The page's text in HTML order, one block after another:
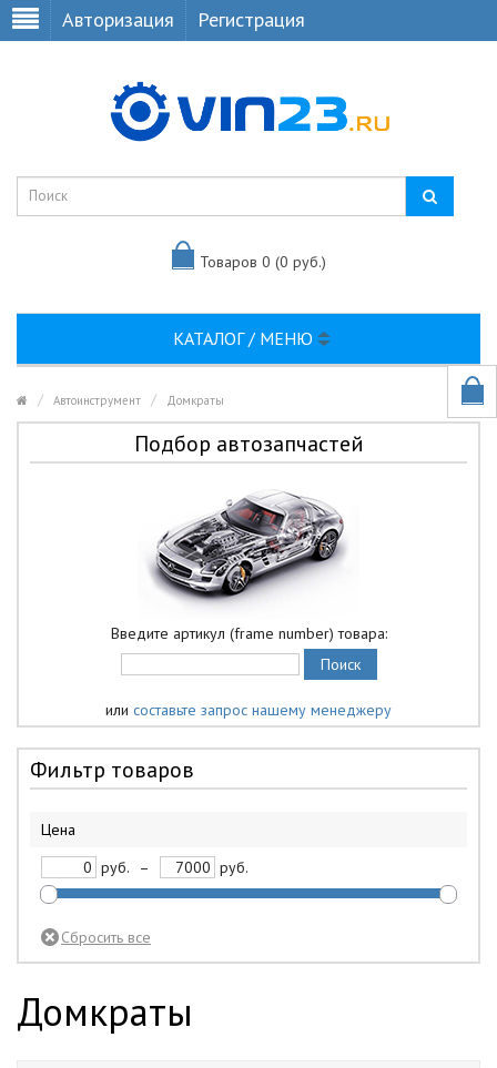
Авторизация Регистрация
Товаров 0 (0 руб.)
КАТАЛОГ / МЕНЮ
Автоинструмент Домкраты
Подбор автозапчастей
Введите артикул (frame number) товара:
или составьте запрос нашему менеджеру
Фильтр товаров
Цена
руб.
– руб.
Домкраты